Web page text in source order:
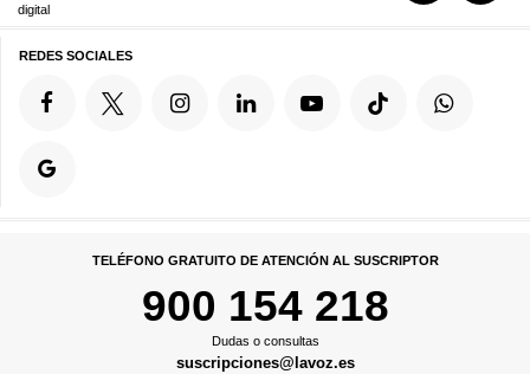
digital
REDES SOCIALES
TELÉFONO GRATUITO DE ATENCIÓN AL SUSCRIPTOR
900 154 218
Dudas o consultas
suscripciones@lavoz.es